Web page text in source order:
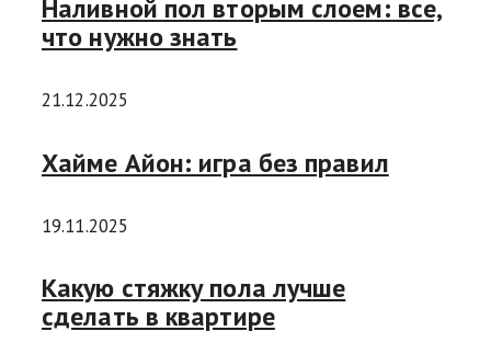
Наливной пол вторым слоем: все,
что нужно знать
21.12.2025
Хайме Айон: игра без правил
19.11.2025
Какую стяжку пола лучше
сделать в квартире